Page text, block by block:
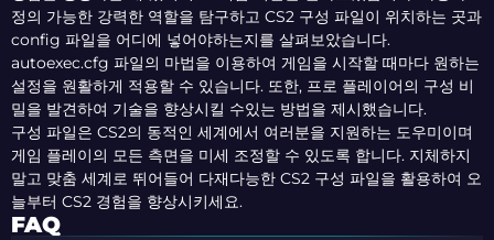
정의 가능한 강력한 역할을 탐구하고 CS2 구성 파일이 위치하는 곳과
config 파일을 어디에 넣어야하는지를 살펴보았습니다.
autoexec.cfg 파일의 마법을 이용하여 게임을 시작할 때마다 원하는
설정을 원활하게 적용할 수 있습니다. 또한, 프로 플레이어의 구성 비
밀을 발견하여 기술을 향상시킬 수있는 방법을 제시했습니다.
구성 파일은 CS2의 동적인 세계에서 여러분을 지원하는 도우미이며
게임 플레이의 모든 측면을 미세 조정할 수 있도록 합니다. 지체하지
말고 맞춤 세계로 뛰어들어 다재다능한 CS2 구성 파일을 활용하여 오
늘부터 CS2 경험을 향상시키세요.
FAQ